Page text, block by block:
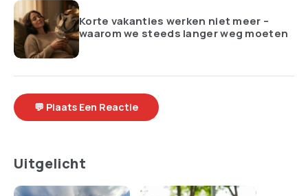
Korte vakanties werken niet meer –
waarom we steeds langer weg moeten
💬 Plaats Een Reactie
Uitgelicht